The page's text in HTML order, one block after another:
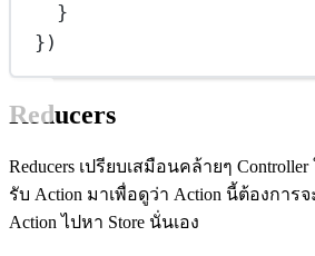
}
})
Reducers
Reducers เปรียบเสมือนคล้ายๆ
รับ Action มาเพื่อดูว่า Action นี้ต้องการ
Action ไปหา Store นั่นเอง